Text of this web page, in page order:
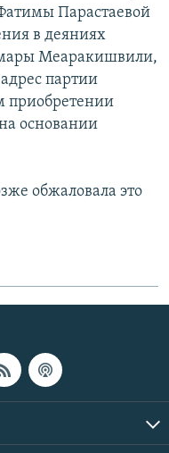
Парастаевой
в деяниях
Меаракишвили,
партии
приобретении
основании
обжаловала это